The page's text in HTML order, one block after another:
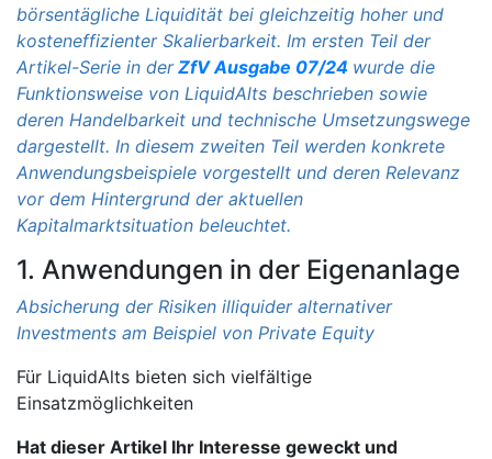
börsentägliche Liquidität bei gleichzeitig hoher und
kosteneffizienter Skalierbarkeit. Im ersten Teil der
Artikel-Serie in der ZfV Ausgabe 07/24 wurde die
Funktionsweise von LiquidAlts beschrieben sowie
deren Handelbarkeit und technische Umsetzungswege
dargestellt. In diesem zweiten Teil werden konkrete
Anwendungsbeispiele vorgestellt und deren Relevanz
vor dem Hintergrund der aktuellen
Kapitalmarktsituation beleuchtet.
1. Anwendungen in der Eigenanlage
Absicherung der Risiken illiquider alternativer
Investments am Beispiel von Private Equity
Für LiquidAlts bieten sich vielfältige
Einsatzmöglichkeiten
Hat dieser Artikel Ihr Interesse geweckt und